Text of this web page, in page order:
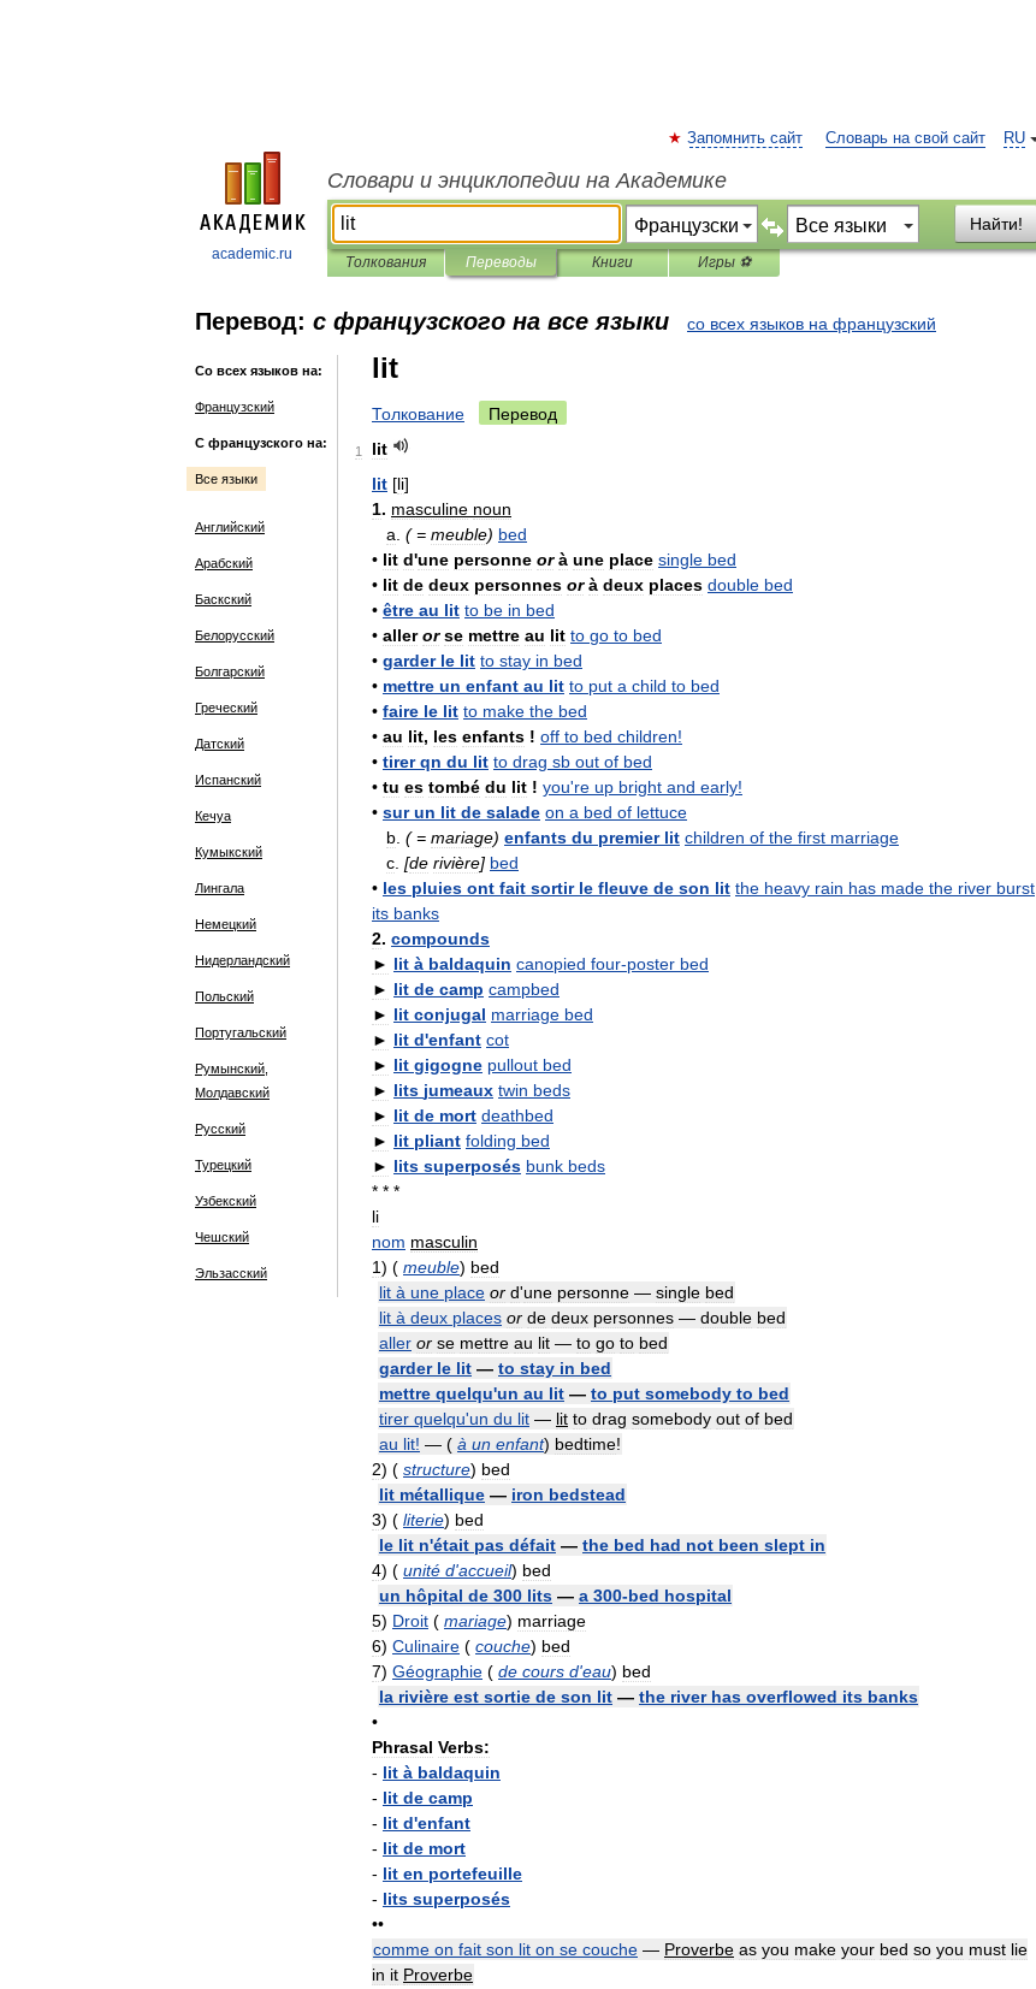
academic.ru
RU
Запомнить сайт Словарь на свой сайт
Словари и энциклопедии на Академике
Найти!
Толкования Переводы Книги Игры ⚽
Перевод: с французского на все языки со всех языков на французский
Со всех языков на:
Французский
С французского на:
Все языки
Английский
Арабский
Баскский
Белорусский
Болгарский
Греческий
Датский
Испанский
Кечуа
Кумыкский
Лингала
Немецкий
Нидерландский
Польский
Португальский
Румынский,
Молдавский
Русский
Турецкий
Узбекский
Чешский
Эльзасский
lit
Толкование Перевод
1
lit
lit [li]
1. masculine noun
a ( = meuble) bed
• lit d'une personne or à une place single bed
• lit de deux personnes or à deux places double bed
• être au lit to be in bed
• aller or se mettre au lit to go to bed
• garder le lit to stay in bed
• mettre un enfant au lit to put a child to bed
• faire le lit to make the bed
• au lit, les enfants ! off to bed children!
• tirer qn du lit to drag sb out of bed
• tu es tombé du lit ! you're up bright and early!
• sur un lit de salade on a bed of lettuce
b ( = mariage) enfants du premier lit children of the first marriage
c [de rivière] bed
• les pluies ont fait sortir le fleuve de son lit the heavy rain has made the river burst
its banks
2. compounds
► lit à baldaquin canopied four-poster bed
► lit de camp campbed
► lit conjugal marriage bed
► lit d'enfant cot
► lit gigogne pullout bed
► lits jumeaux twin beds
► lit de mort deathbed
► lit pliant folding bed
► lits superposés bunk beds
* * *
li
nom masculin
1) ( meuble) bed
lit à une place or d'une personne — single bed
lit à deux places or de deux personnes — double bed
aller or se mettre au lit — to go to bed
garder le lit — to stay in bed
mettre quelqu'un au lit — to put somebody to bed
tirer quelqu'un du lit — lit to drag somebody out of bed
au lit! — ( à un enfant) bedtime!
2) ( structure) bed
lit métallique — iron bedstead
3) ( literie) bed
le lit n'était pas défait — the bed had not been slept in
4) ( unité d'accueil) bed
un hôpital de 300 lits — a 300-bed hospital
5) Droit ( mariage) marriage
6) Culinaire ( couche) bed
7) Géographie ( de cours d'eau) bed
la rivière est sortie de son lit — the river has overflowed its banks
•
Phrasal Verbs:
- lit à baldaquin
- lit de camp
- lit d'enfant
- lit de mort
- lit en portefeuille
- lits superposés
••
comme on fait son lit on se couche — Proverbe as you make your bed so you must lie
in it Proverbe